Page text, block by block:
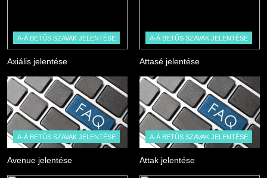
A-Á BETŰS SZAVAK JELENTÉSE
Axiális jelentése
A-Á BETŰS SZAVAK JELENTÉSE
Attasé jelentése
A-Á BETŰS SZAVAK JELENTÉSE
Avenue jelentése
A-Á BETŰS SZAVAK JELENTÉSE
Attak jelentése